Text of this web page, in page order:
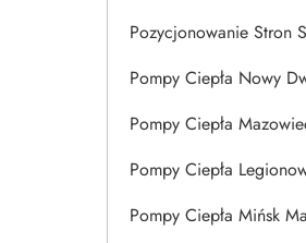
Pozycjonowanie Stron
Pompy Ciepła Nowy
Pompy Ciepła
Pompy Ciepła
Pompy Ciepła Mińsk